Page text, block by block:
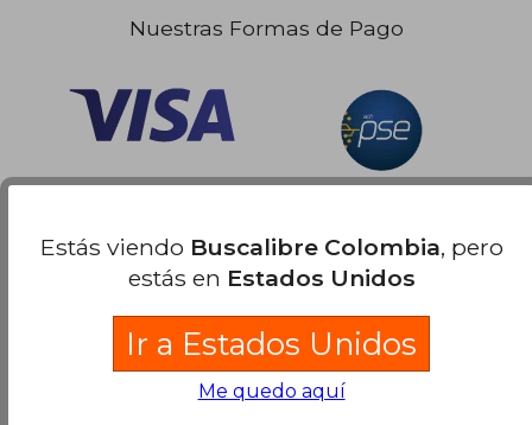
Nuestras Formas de Pago
Estás viendo Buscalibre Colombia, pero
estás en Estados Unidos
Ir a Estados Unidos
Me quedo aquí